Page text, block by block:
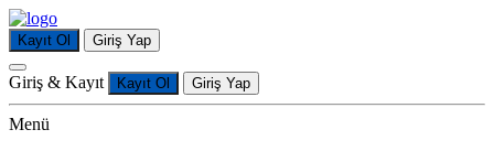
Kayıt Ol Giriş Yap
Giriş & Kayıt Kayıt Ol Giriş Yap
Menü